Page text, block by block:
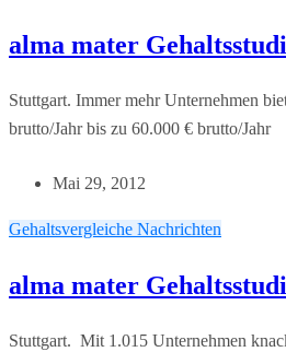
alma mater
Stuttgart. Immer mehr Unternehmen
brutto/Jahr bis zu 60.000 € brutto/Jahr
Mai 29, 2012
Gehaltsvergleiche Nachrichten
alma mater
Stuttgart. Mit 1.015 Unternehmen